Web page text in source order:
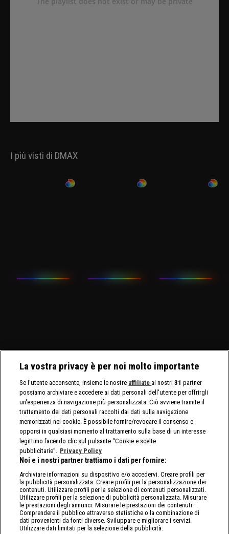
I più visti di DMAX
La vostra privacy è per noi molto importante
Se l'utente acconsente, insieme le nostre affiliate ai nostri31 partner
possiamo archiviare e accedere ai dati personali dell'utente per offrirgli
un'esperienza di navigazione più personalizzata. Ciò avviene tramite il
trattamento dei dati personali raccolti dai dati sulla navigazione
memorizzati nei cookie. È possibile fornire/revocare il consenso e
opporsi in qualsiasi momento al trattamento sulla base di un interesse
legittimo facendo clic sul pulsante “Cookie e scelte
pubblicitarie”. Privacy Policy
Noi e i nostri partner trattiamo i dati per fornire:
Archiviare informazioni su dispositivo e/o accedervi. Creare profili per
la pubblicità personalizzata. Creare profili per la personalizzazione dei
contenuti. Utilizzare profili per la selezione di contenuti personalizzati.
Utilizzare profili per la selezione di pubblicità personalizzata. Misurare
le prestazioni degli annunci. Misurare le prestazioni dei contenuti.
Comprendere il pubblico attraverso statistiche o la combinazione di
dati provenienti da fonti diverse. Sviluppare e migliorare i servizi.
Utilizzare dati limitati per la selezione della pubblicità.